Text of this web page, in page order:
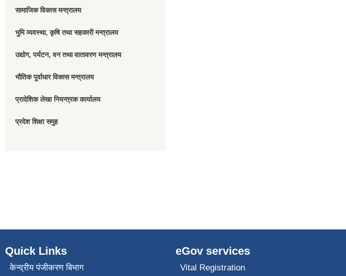
सामाजिक विकास मन्त्रालय
भुमि व्यवस्था, कृषि तथा सहकारी मन्त्रालय
उद्योग, पर्यटन, वन तथा वातावरण मन्त्रालय
भौतिक पूर्वाधार विकास मन्त्रालय
प्रादेशिक लेखा नियन्त्रक कार्यालय
प्रदेश शिक्षा समुह
Quick Links
केन्द्रीय पंजीकरण बिभाग
eGov services
Vital Registration